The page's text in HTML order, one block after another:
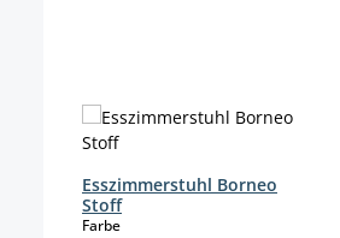
Esszimmerstuhl Borneo
Stoff
Farbeauswählen